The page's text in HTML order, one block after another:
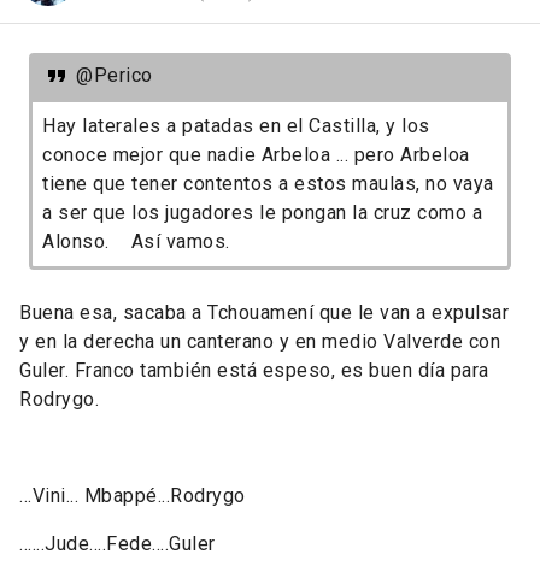
@Perico
Hay laterales a patadas en el Castilla, y los
conoce mejor que nadie Arbeloa ... pero Arbeloa
tiene que tener contentos a estos maulas, no vaya
a ser que los jugadores le pongan la cruz como a
Alonso. Así vamos.
Buena esa, sacaba a Tchouamení que le van a expulsar
y en la derecha un canterano y en medio Valverde con
Guler. Franco también está espeso, es buen día para
Rodrygo.
...Vini... Mbappé...Rodrygo
......Jude....Fede....Guler